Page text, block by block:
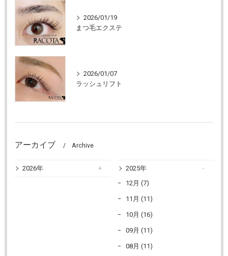
2026/01/19
まつ毛エクステ
2026/01/07
ラッシュリフト
アーカイブ Archive
2026年
2025年
12月 (7)
11月 (11)
10月 (16)
09月 (11)
08月 (11)